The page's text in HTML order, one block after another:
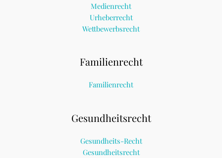
Medienrecht
Urheberrecht
Wettbewerbsrecht
Familienrecht
Familienrecht
Gesundheitsrecht
Gesundheits-Recht
Gesundheitsrecht